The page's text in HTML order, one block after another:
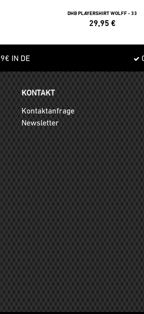
DHB PLAYERSHIRT WOLFF - 33
29,95 €
IN DE
KONTAKT
Kontaktanfrage
Newsletter